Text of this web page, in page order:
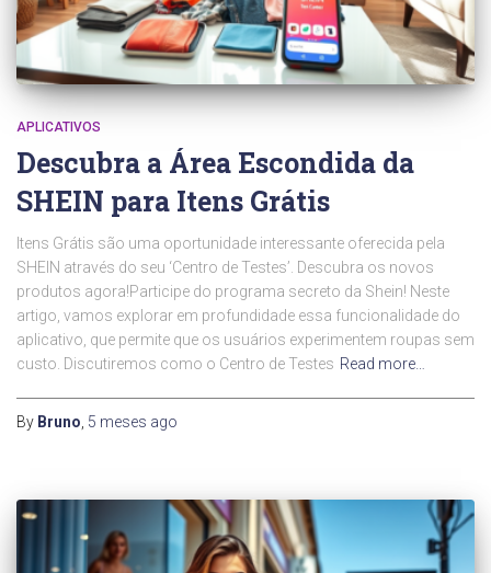
APLICATIVOS
Descubra a Área Escondida da
SHEIN para Itens Grátis
Itens Grátis são uma oportunidade interessante oferecida pela
SHEIN através do seu ‘Centro de Testes’. Descubra os novos
produtos agora!Participe do programa secreto da Shein! Neste
artigo, vamos explorar em profundidade essa funcionalidade do
aplicativo, que permite que os usuários experimentem roupas sem
custo. Discutiremos como o Centro de Testes Read more…
By Bruno 5 meses ago